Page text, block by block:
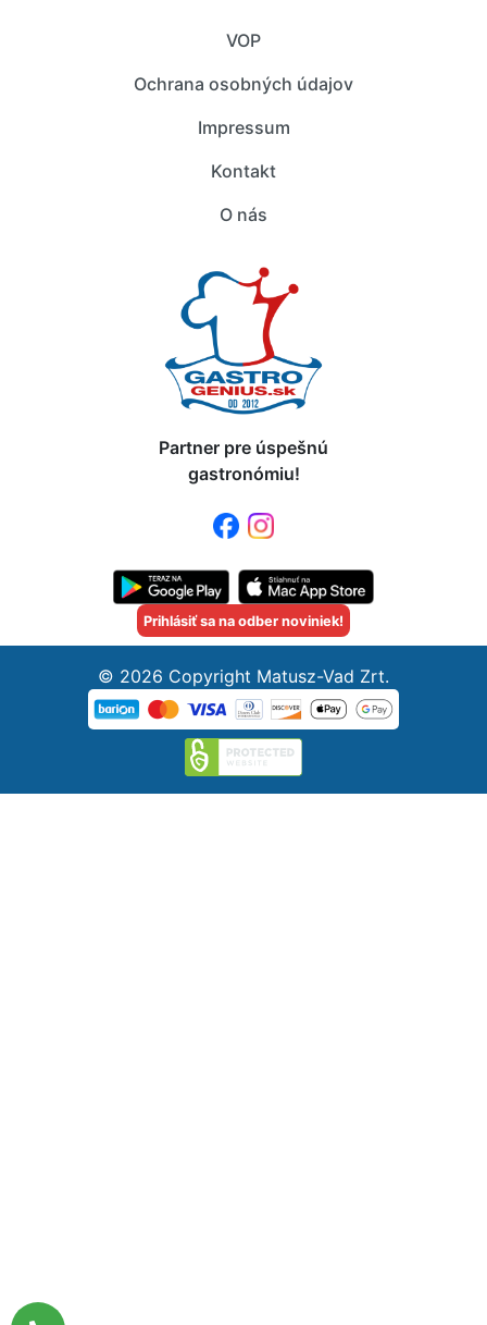
VOP
Ochrana osobných údajov
Impressum
Kontakt
O nás
Partner pre úspešnú
gastronómiu!
Prihlásiť sa na odber noviniek!
© 2026 Copyright Matusz-Vad Zrt.